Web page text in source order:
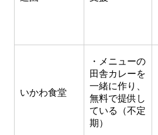
いかわ食堂
・メニューの
田舎カレーを
一緒に作り、
無料で提供し
ている（不定
期）